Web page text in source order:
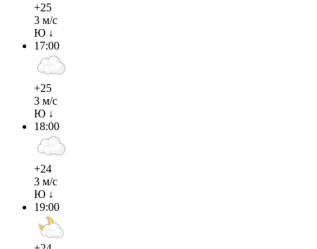
+25
3 м/с
Ю ↓
17:00
+25
3 м/с
Ю ↓
18:00
+24
3 м/с
Ю ↓
19:00